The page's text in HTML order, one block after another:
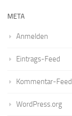
META
Anmelden
Eintrags-Feed
Kommentar-Feed
WordPress.org